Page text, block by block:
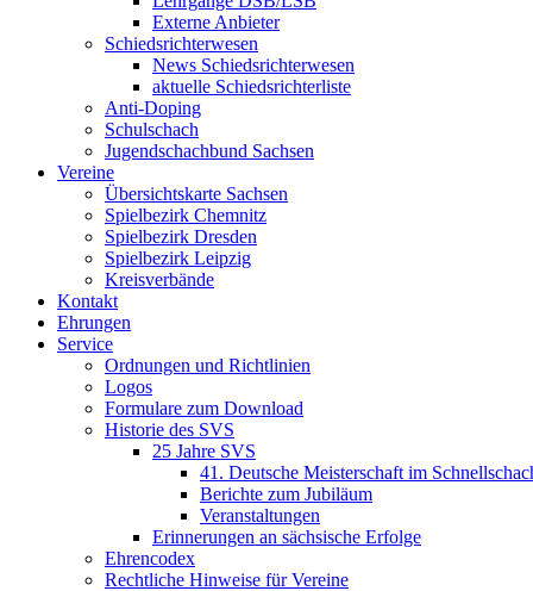
Externe Anbieter
Schiedsrichterwesen
News Schiedsrichterwesen
aktuelle Schiedsrichterliste
Anti-Doping
Schulschach
Jugendschachbund Sachsen
Vereine
Übersichtskarte Sachsen
Spielbezirk Chemnitz
Spielbezirk Dresden
Spielbezirk Leipzig
Kreisverbände
Kontakt
Ehrungen
Service
Ordnungen und Richtlinien
Logos
Formulare zum Download
Historie des SVS
25 Jahre SVS
41. Deutsche Meisterschaft im
Berichte zum Jubiläum
Veranstaltungen
Erinnerungen an sächsische Erfolge
Ehrencodex
Rechtliche Hinweise für Vereine